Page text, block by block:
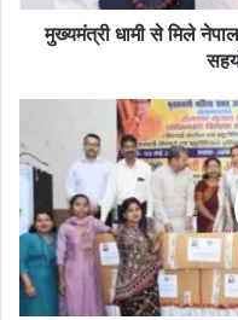
मुख्यमंत्री धामी से मिले